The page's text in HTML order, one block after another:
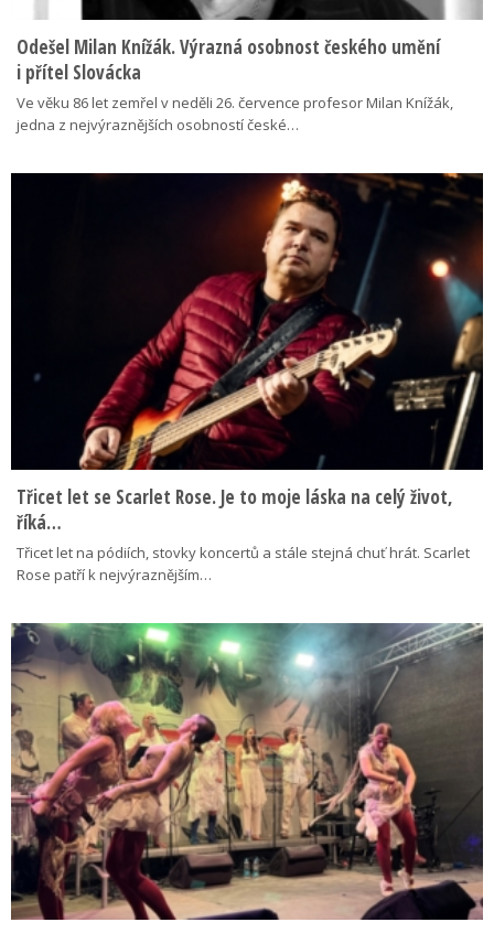
Odešel Milan Knížák. Výrazná osobnost českého umění
i přítel Slovácka
Ve věku 86 let zemřel v neděli 26. července profesor Milan Knížák,
jedna z nejvýraznějších osobností české…
Třicet let se Scarlet Rose. Je to moje láska na celý život,
říká…
Třicet let na pódiích, stovky koncertů a stále stejná chuť hrát. Scarlet
Rose patří k nejvýraznějším…